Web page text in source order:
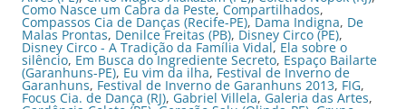
Como Nasce um Cabra da Peste, Compartilhados,
Compassos Cia de Danças (Recife-PE),Dama Indigna, De
Malas Prontas, Denilce Freitas (PB), Disney Circo (PE),
Disney Circo - A Tradição da Família Vidal, Ela sobre o
silêncio, Em Busca do Ingrediente Secreto, Espaço Bailarte
(Garanhuns-PE), Eu vim da ilha, Festival de Inverno de
Garanhuns, Festival de Inverno de Garanhuns 2013, FIG,
Focus Cia. de Dança (RJ), Gabriel Villela, Galeria das Artes,